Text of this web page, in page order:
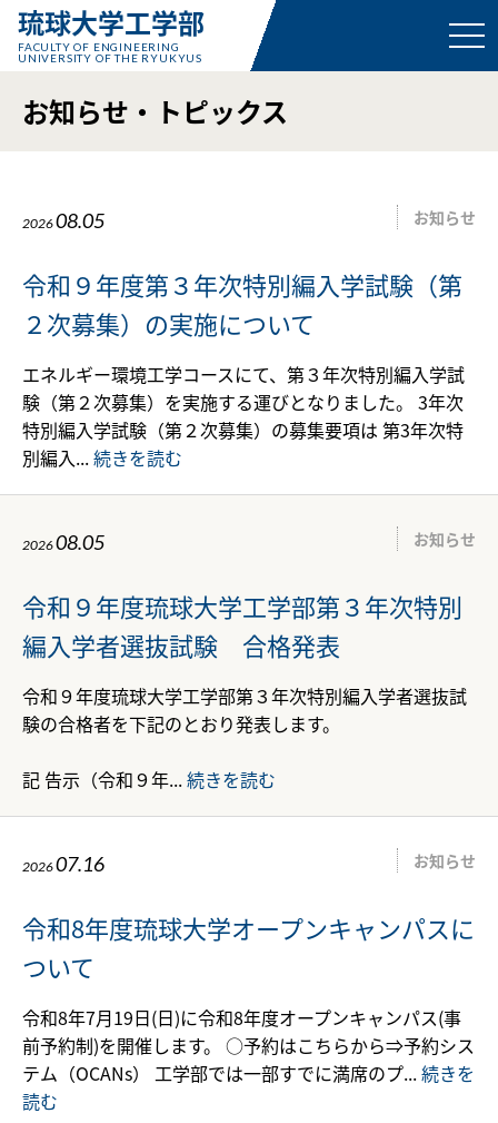
琉球大学工学部
FACULTY OF ENGINEERING
UNIVERSITY OF THE RYUKYUS
お知らせ・トピックス
202608.05 お知らせ
令和９年度第３年次特別編入学試験（第
２次募集）の実施について
エネルギー環境工学コースにて、第３年次特別編入学試
験（第２次募集）を実施する運びとなりました。 3年次
特別編入学試験（第２次募集）の募集要項は 第3年次特
別編入...続きを読む
202608.05 お知らせ
令和９年度琉球大学工学部第３年次特別
編入学者選抜試験 合格発表
令和９年度琉球大学工学部第３年次特別編入学者選抜試
験の合格者を下記のとおり発表します。
記 告示（令和９年...続きを読む
202607.16 お知らせ
令和8年度琉球大学オープンキャンパスに
ついて
令和8年7月19日(日)に令和8年度オープンキャンパス(事
前予約制)を開催します。 ○予約はこちらから⇒予約シス
テム（OCANs） 工学部では一部すでに満席のプ...続きを
読む